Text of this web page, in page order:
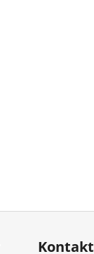
Kontakt